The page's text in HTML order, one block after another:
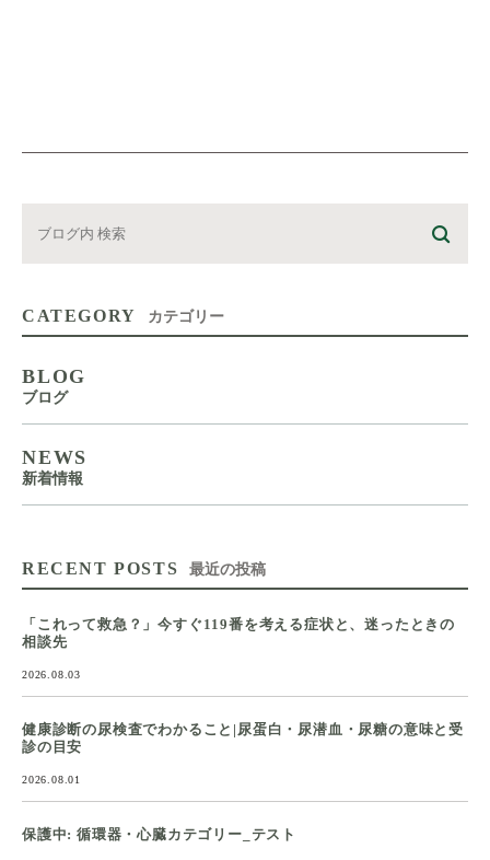
CATEGORY カテゴリー
BLOG
ブログ
NEWS
新着情報
RECENT POSTS 最近の投稿
「これって救急？」今すぐ119番を考える症状と、迷ったときの
相談先
2026.08.03
健康診断の尿検査でわかること|尿蛋白・尿潜血・尿糖の意味と受
診の目安
2026.08.01
保護中: 循環器・心臓カテゴリー_テスト